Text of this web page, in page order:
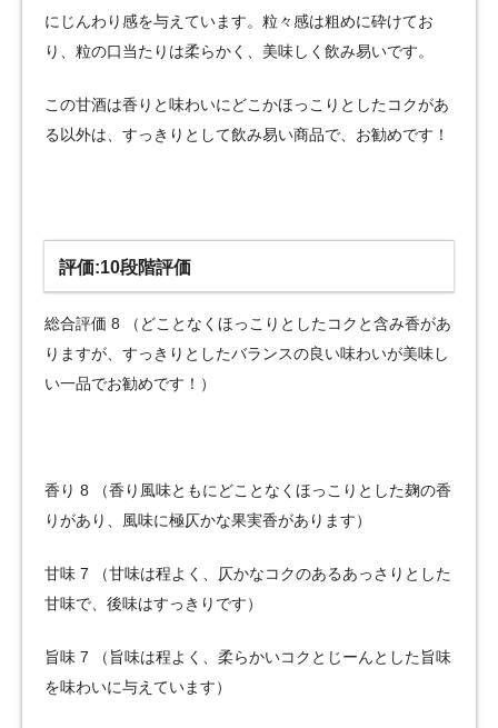
にじんわり感を与えています。粒々感は粗めに砕けてお
り、粒の口当たりは柔らかく、美味しく飲み易いです。
この甘酒は香りと味わいにどこかほっこりとしたコクがあ
る以外は、すっきりとして飲み易い商品で、お勧めです！
評価:10段階評価
総合評価 8 （どことなくほっこりとしたコクと含み香があ
りますが、すっきりとしたバランスの良い味わいが美味し
い一品でお勧めです！）
香り 8 （香り風味ともにどことなくほっこりとした麹の香
りがあり、風味に極仄かな果実香があります）
甘味 7 （甘味は程よく、仄かなコクのあるあっさりとした
甘味で、後味はすっきりです）
旨味 7 （旨味は程よく、柔らかいコクとじーんとした旨味
を味わいに与えています）